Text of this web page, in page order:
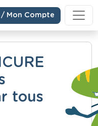
Mon Compte
tous